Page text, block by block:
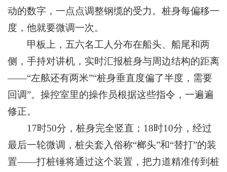
动的数字，一点点调整钢缆的受力。桩身每偏移一
度，他就要微调一次。
甲板上，五六名工人分布在船头、船尾和两
侧，手持对讲机，实时汇报桩身与周边结构的距离
——“左舷还有两米”“桩身垂直度偏了半度，需要
回调”。操控室里的操作员根据这些指令，一遍遍
修正。
17时50分，桩身完全竖直；18时10分，经过
最后一轮微调，桩尖套入俗称“榔头”和“替打”的装
置——打桩锤将通过这个装置，把力道精准传到桩